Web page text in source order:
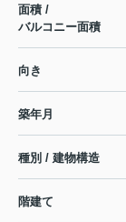
面積 /
バルコニー面積
向き
築年月
種別 / 建物構造
階建て